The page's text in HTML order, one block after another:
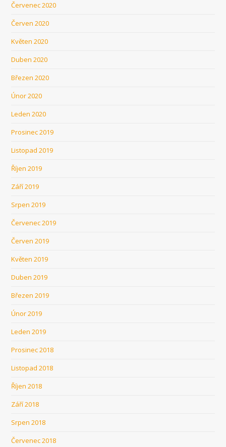
Červenec 2020
Červen 2020
Květen 2020
Duben 2020
Březen 2020
Únor 2020
Leden 2020
Prosinec 2019
Listopad 2019
Říjen 2019
Září 2019
Srpen 2019
Červenec 2019
Červen 2019
Květen 2019
Duben 2019
Březen 2019
Únor 2019
Leden 2019
Prosinec 2018
Listopad 2018
Říjen 2018
Září 2018
Srpen 2018
Červenec 2018